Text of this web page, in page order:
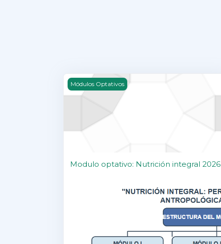
Modulo optativo: Nutrición integral 2026
Módulos Optativos
Modulo optativo: Nutrición integral 2026